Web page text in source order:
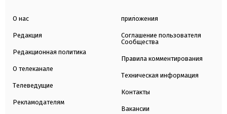
О нас
Редакция
Редакционная политика
О телеканале
Телеведущие
Рекламодателям
приложения
Соглашение пользователя
Сообщества
Правила комментирования
Техническая информация
Контакты
Вакансии